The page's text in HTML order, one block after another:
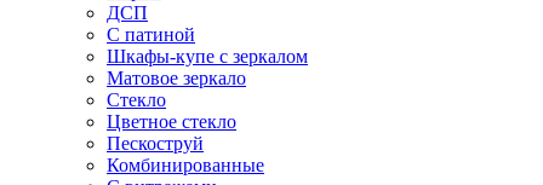
ДСП
С патиной
Шкафы-купе с зеркалом
Матовое зеркало
Стекло
Цветное стекло
Пескоструй
Комбинированные